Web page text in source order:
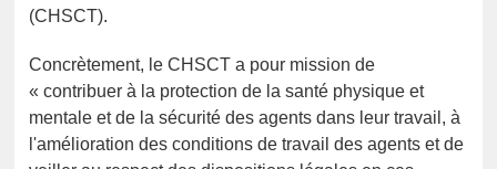
(CHSCT).
Concrètement, le CHSCT a pour mission de
« contribuer à la protection de la santé physique et
mentale et de la sécurité des agents dans leur travail, à
l'amélioration des conditions de travail des agents et de